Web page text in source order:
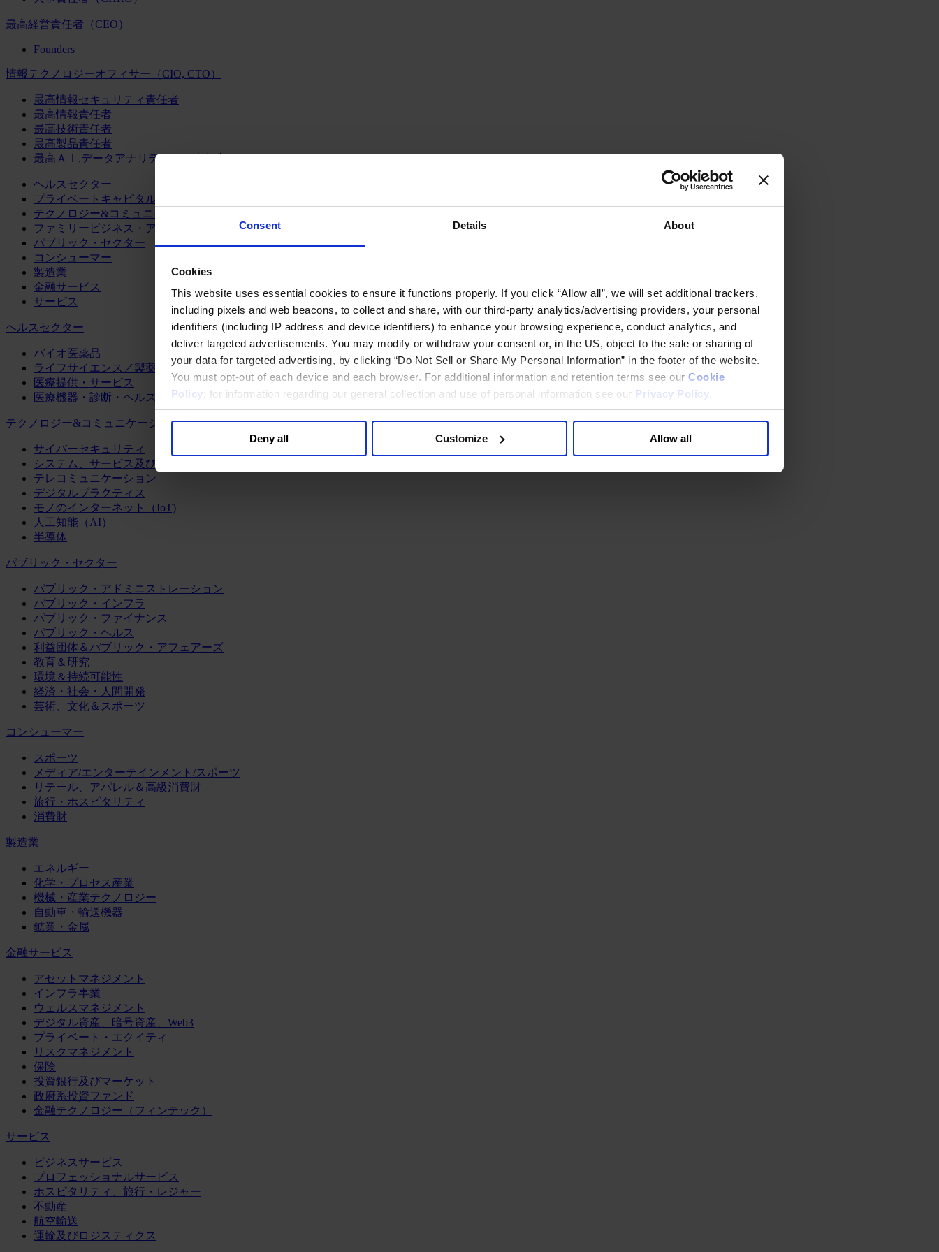
Consent Details About
Cookies
This website uses essential cookies to ensure it functions properly. If you click “Allow all”, we will set additional trackers,
including pixels and web beacons, to collect and share, with our third-party analytics/advertising providers, your personal
identifiers (including IP address and device identifiers) to enhance your browsing experience, conduct analytics, and
deliver targeted advertisements. You may modify or withdraw your consent or, in the US, object to the sale or sharing of
your data for targeted advertising, by clicking “Do Not Sell or Share My Personal Information” in the footer of the website.
You must opt-out of each device and each browser. For additional information and retention terms see our Cookie
Policy; for information regarding our general collection and use of personal information see our Privacy Policy
Deny all Customize Allow all
最高経営責任者（CEO）
Founders
情報テクノロジーオフィサー（CIO, CTO）
最高情報セキュリティ責任者
最高情報責任者
最高技術責任者
最高製品責任者
最高ＡＩ,データアナリティクス責任者
ヘルスセクター
プライベートキャピタル
テクノロジー&コミュニケーション
ファミリービジネス・アドバイザリー
パブリック・セクター
コンシューマー
製造業
金融サービス
サービス
ヘルスセクター
バイオ医薬品
ライフサイエンス／製薬
医療提供・サービス
医療機器・診断・ヘルスケアテクノロジー
テクノロジー&コミュニケーション
サイバーセキュリティ
システム、サービス及びソフトウェア
テレコミュニケーション
デジタルプラクティス
モノのインターネット（IoT)
人工知能（AI）
半導体
パブリック・セクター
パブリック・アドミニストレーション
パブリック・インフラ
パブリック・ファイナンス
パブリック・ヘルス
利益団体＆パブリック・アフェアーズ
教育＆研究
環境＆持続可能性
経済・社会・人間開発
芸術、文化＆スポーツ
コンシューマー
スポーツ
メディア/エンターテインメント/スポーツ
リテール、アパレル＆高級消費財
旅行・ホスピタリティ
消費財
製造業
エネルギー
化学・プロセス産業
機械・産業テクノロジー
自動車・輸送機器
鉱業・金属
金融サービス
アセットマネジメント
インフラ事業
ウェルスマネジメント
デジタル資産、暗号資産、Web3
プライベート・エクイティ
リスクマネジメント
保険
投資銀行及びマーケット
政府系投資ファンド
金融テクノロジー（フィンテック）
サービス
ビジネスサービス
プロフェッショナルサービス
ホスピタリティ、旅行・レジャー
不動産
航空輸送
運輸及びロジスティクス